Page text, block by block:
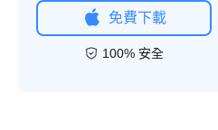
免費下載
100% 安全